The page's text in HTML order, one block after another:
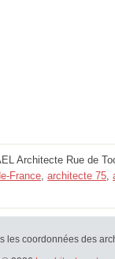
Architecte Rue de
France, architecte 75,
les coordonnées des